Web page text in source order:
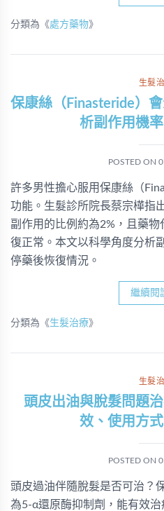
分類為《處方藥物》
生髮
保康絲（Finasteride）
析副作用機
POSTED ON
許多男性擔心服用保康絲（
功能。生髮診所院長蔡宗樺指
副作用的比例約為2%，且藥
復正常。本文以科學角度分析
停藥後恢復情況。
繼續閱
分類為《生髮治療》
生髮
頭皮出油與脫髮問題
效、使用方
POSTED ON
頭皮過油伴隨脫髮是否可治？
為5-α還原酶抑制劑，能有效